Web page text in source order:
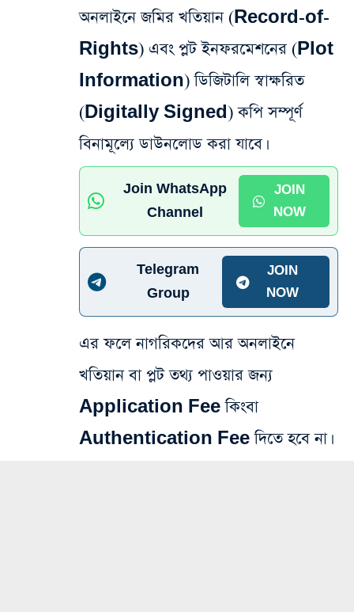
অনলাইনে জমির খতিয়ান (Record-of-
Rights) এবং প্লট ইনফরমেশনের (Plot
Information) ডিজিটালি স্বাক্ষরিত
(Digitally Signed) কপি সম্পূর্ণ
বিনামূল্যে ডাউনলোড করা যাবে।
Join WhatsApp
Channel
JOIN
NOW
Telegram
Group
JOIN
NOW
এর ফলে নাগরিকদের আর অনলাইনে
খতিয়ান বা প্লট তথ্য পাওয়ার জন্য
Application Fee কিংবা
Authentication Fee দিতে হবে না।